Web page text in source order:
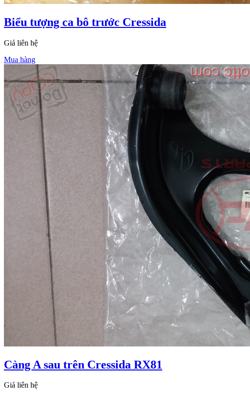
Biểu tượng ca bô trước Cressida
Giá liên hệ
Mua hàng
Càng A sau trên Cressida RX81
Giá liên hệ